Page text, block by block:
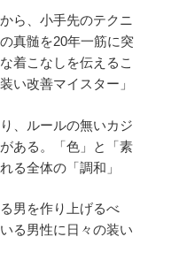
ら、小手先のテクニ
真髄を20年一筋に突
着こなしを伝えるこ
い改善マイスター」
、ルールの無いカジ
ある。「色」と「素
る全体の「調和」
男を作り上げるべ
る男性に日々の装い